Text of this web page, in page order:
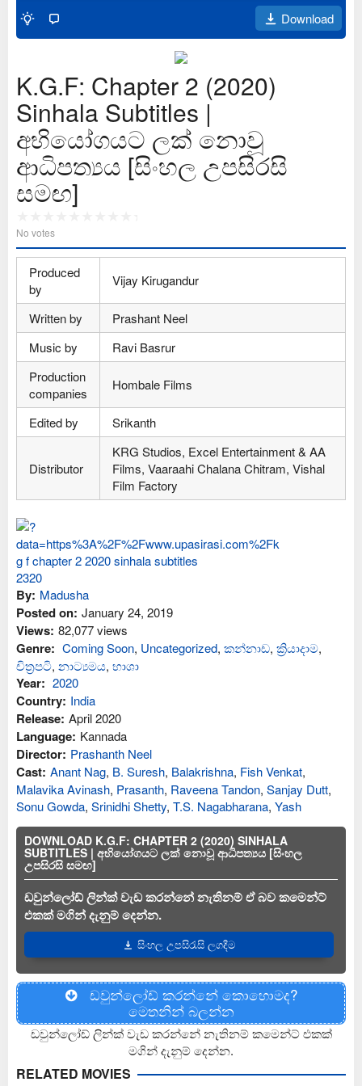
Download
K.G.F: Chapter 2 (2020)
Sinhala Subtitles |
අභියෝගයට ලක් නොවූ
ආධිපත්‍යය [සිංහල උපසිරසි
සමඟ]
No votes
Produced
by
Vijay Kirugandur
Written by
Prashant Neel
Music by
Ravi Basrur
Production
companies
Hombale Films
Edited by Srikanth
Distributor
KRG Studios, Excel Entertainment & AA
Films, Vaaraahi Chalana Chitram, Vishal
Film Factory
By: Madusha
Posted on: January 24, 2019
Views: 82,077 views
Genre: Coming Soon, Uncategorized, කන්නාඩ, ක්‍රියාදාම,
චිත්‍රපටි, නාට්‍යමය, භාශා
Year: 2020
Country: India
Release: April 2020
Language: Kannada
Director: Prashanth Neel
Cast: Anant Nag, B. Suresh, Balakrishna, Fish Venkat,
Malavika Avinash, Prasanth, Raveena Tandon, Sanjay Dutt,
Sonu Gowda, Srinidhi Shetty, T.S. Nagabharana, Yash
DOWNLOAD K.G.F: CHAPTER 2 (2020) SINHALA
SUBTITLES | අභියෝගයට ලක් නොවූ ආධිපත්‍යය [සිංහල
උපසිරසි සමඟ]
ඩවුන්ලෝඩ් ලින්ක් වැඩ කරන්නේ නැතිනම් ඒ බව කමෙන්ට්
එකක් මගින් දැනුම් දෙන්න.
සිංහල උපසිරැසි ලගදීම
ඩවුන්ලෝඩ් කරන්නේ කොහොමද?
මෙතනින් බලන්න
ඩවුන්ලෝඩ් ලින්ක් වැඩ කරන්නේ නැතිනම් කමෙන්ට් එකක්
මගින් දැනුම් දෙන්න.
RELATED MOVIES